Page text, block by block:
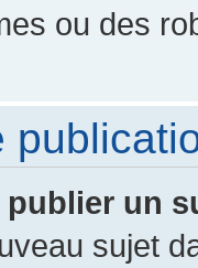
ou des
un
sujet